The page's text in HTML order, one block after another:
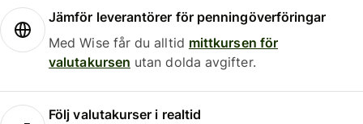
Jämför leverantörer för penningöverföringar
Med Wise får du alltid mittkursen för
valutakursen utan dolda avgifter.
Följ valutakurser i realtid